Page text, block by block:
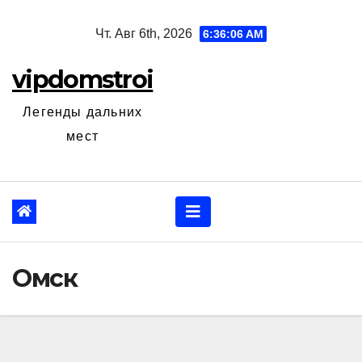
Чт. Авг 6th, 2026 6:36:07 AM
vipdomstroi
Легенды дальних
мест
Омск